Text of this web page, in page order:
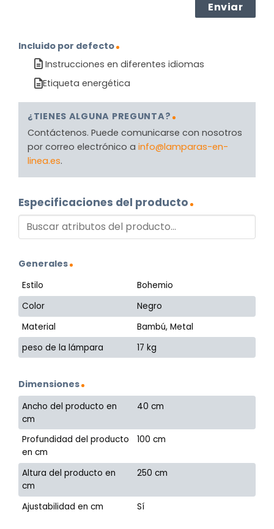
Incluido por defecto
Instrucciones en diferentes idiomas
Etiqueta energética
¿TIENES ALGUNA PREGUNTA?
Contáctenos. Puede comunicarse con nosotros
por correo electrónico a info@lamparas-en-
linea.es.
Especificaciones del producto
Generales
Estilo
Bohemio
Color
Negro
Material
Bambú, Metal
peso de la lámpara
17 kg
Dimensiones
Ancho del producto en
cm
40 cm
Profundidad del producto
en cm
100 cm
Altura del producto en
cm
250 cm
Ajustabilidad en cm Sí